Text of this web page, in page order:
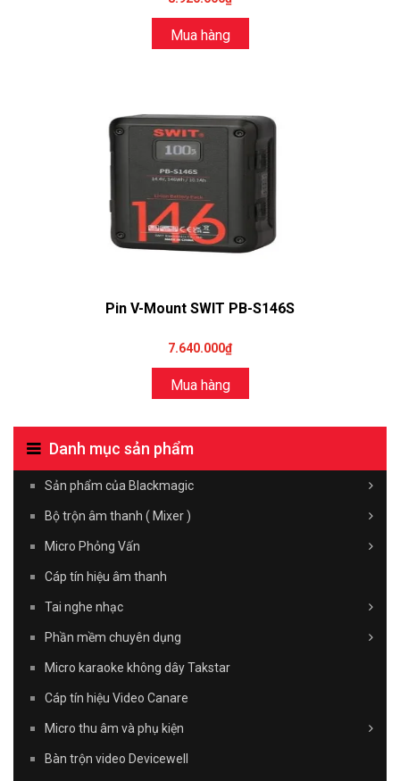
Mua hàng
Pin V-Mount SWIT PB-S146S
7.640.000₫
Mua hàng
Danh mục sản phẩm
Sản phẩm của Blackmagic
Bộ trộn âm thanh ( Mixer )
Micro Phỏng Vấn
Cáp tín hiệu âm thanh
Tai nghe nhạc
Phần mềm chuyên dụng
Micro karaoke không dây Takstar
Cáp tín hiệu Video Canare
Micro thu âm và phụ kiện
Bàn trộn video Devicewell